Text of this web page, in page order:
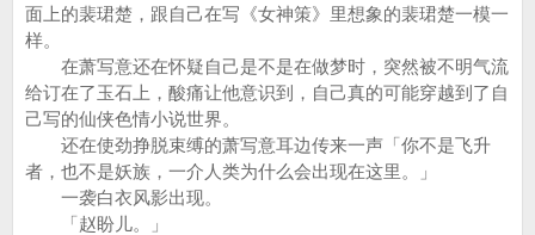
面上的裴珺楚，跟自己在写《女神策》里想象的裴珺楚一模一
样。
在萧写意还在怀疑自己是不是在做梦时，突然被不明气流
给订在了玉石上，酸痛让他意识到，自己真的可能穿越到了自
己写的仙侠色情小说世界。
还在使劲挣脱束缚的萧写意耳边传来一声「你不是飞升
者，也不是妖族，一介人类为什么会出现在这里。」
一袭白衣风影出现。
「赵盼儿。」